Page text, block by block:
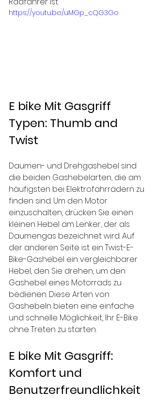
https://youtu.be/uMGp_cQG3Go
E bike Mit Gasgriff
Typen: Thumb and
Twist
Daumen- und Drehgashebel sind
die beiden Gashebelarten, die am
häufigsten bei Elektrofahrrädern zu
finden sind. Um den Motor
einzuschalten, drücken Sie einen
kleinen Hebel am Lenker, der als
Daumengas bezeichnet wird. Auf
der anderen Seite ist ein Twist-E-
Bike-Gashebel ein vergleichbarer
Hebel, den Sie drehen, um den
Gashebel eines Motorrads zu
bedienen. Diese Arten von
Gashebeln bieten eine einfache
und schnelle Möglichkeit, Ihr E-Bike
ohne Treten zu starten.
E bike Mit Gasgriff:
Komfort und
Benutzerfreundlichkeit